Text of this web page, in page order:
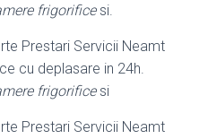
frigorificesi.
Prestari Servicii Neamt
cu deplasare in 24h.
frigorificesi
Prestari Servicii Neamt